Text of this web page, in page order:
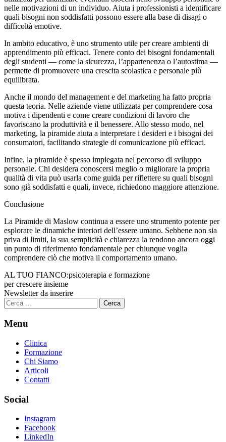
nelle motivazioni di un individuo. Aiuta i professionisti a identificare
quali bisogni non soddisfatti possono essere alla base di disagi o
difficoltà emotive.
In ambito educativo, è uno strumento utile per creare ambienti di
apprendimento più efficaci. Tenere conto dei bisogni fondamentali
degli studenti — come la sicurezza, l’appartenenza o l’autostima —
permette di promuovere una crescita scolastica e personale più
equilibrata.
Anche il mondo del management e del marketing ha fatto propria
questa teoria. Nelle aziende viene utilizzata per comprendere cosa
motiva i dipendenti e come creare condizioni di lavoro che
favoriscano la produttività e il benessere. Allo stesso modo, nel
marketing, la piramide aiuta a interpretare i desideri e i bisogni dei
consumatori, facilitando strategie di comunicazione più efficaci.
Infine, la piramide è spesso impiegata nel percorso di sviluppo
personale. Chi desidera conoscersi meglio o migliorare la propria
qualità di vita può usarla come guida per riflettere su quali bisogni
sono già soddisfatti e quali, invece, richiedono maggiore attenzione.
Conclusione
La Piramide di Maslow continua a essere uno strumento potente per
esplorare le dinamiche interiori dell’essere umano. Sebbene non sia
priva di limiti, la sua semplicità e chiarezza la rendono ancora oggi
un punto di riferimento fondamentale per chiunque voglia
comprendere ciò che motiva il comportamento umano.
AL TUO FIANCO:psicoterapia e formazione
per crescere insieme
Newsletter da inserire
Ricerca
per:
Menu
Clinica
Formazione
Chi Siamo
Articoli
Contatti
Social
Instagram
Facebook
LinkedIn